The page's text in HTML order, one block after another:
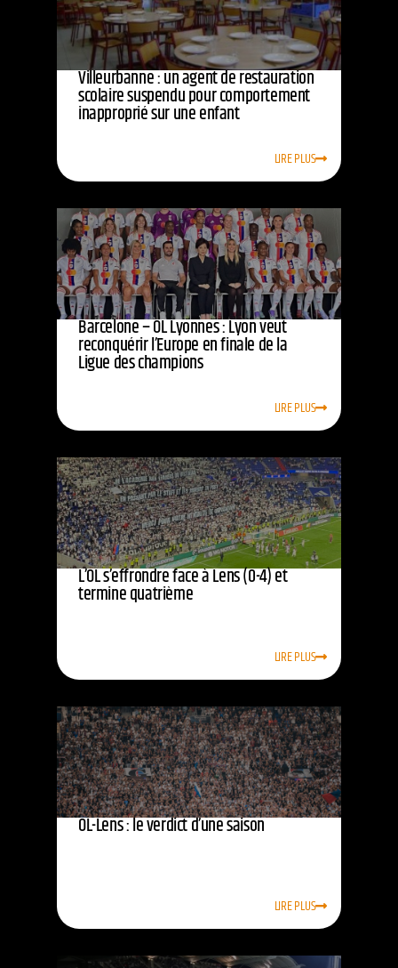
Villeurbanne : un agent de restauration
scolaire suspendu pour comportement
inapproprié sur une enfant
LIRE PLUS
Barcelone – OL Lyonnes : Lyon veut
reconquérir l’Europe en finale de la
Ligue des champions
LIRE PLUS
L’OL s’effrondre face à Lens (0-4) et
termine quatrième
LIRE PLUS
OL-Lens : le verdict d’une saison
LIRE PLUS